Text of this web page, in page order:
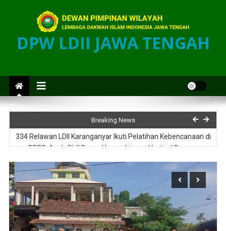
DPW LDII JAWA TENGAH
Breaking News
Donor Darah Bergilir di Pimpinan Cabang, Sinergi LDII Klaten dan
PMI Dukung Ketersediaan Darah bagi Masyarakat
400 Warga Ramaikan Fun Walk HUT RI Bersama LDII Desa Krajan
Klaten
334 Relawan LDII Karanganyar Ikuti Pelatihan Kebencanaan di
BPBD, Asah Skill Dapur Umum hingga Vertical Rescue
Jelang HUT ke-81 RI, PC LDII Pedan Ajak Pemuda dan Warga
Kerja Bakti Bersama
Permata CAI 2026 LDII Gombong Cetak Generasi Berkarakter,
Siap Jadi Pemimpin Masa Depan
Donor Darah Bergilir di Pimpinan Cabang, Sinergi LDII Klaten dan
PMI Dukung Ketersediaan Darah bagi Masyarakat